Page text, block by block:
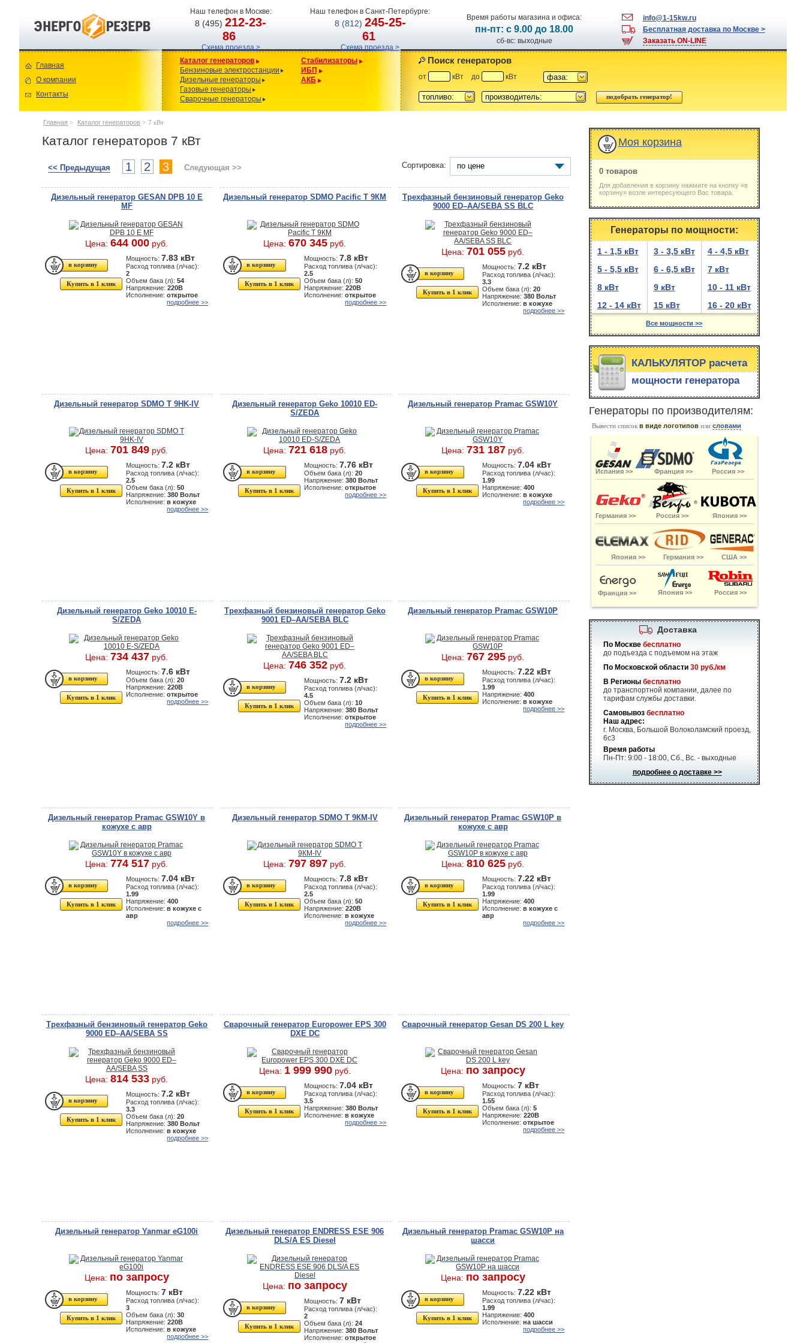
Наш телефон в Москве:
8 (495)212-23-
86
Схема проезда >
Наш телефон в Санкт-Петербурге:
8 (812) 245-25-
61
Схема проезда >
Время работы магазина и офиса:
пн-пт: с 9.00 до 18.00
сб-вс: выходные
info@1-15kw.ru
Бесплатная доставка по Москве >
Заказать ON-LINE
Главная
О компании
Контакты
Каталог генераторов
Бензиновые электростанции
Дизельные генераторы
Газовые генераторы
Сварочные генераторы
Стабилизаторы
ИБП
АКБ
Поиск генераторов
от кВт до кВт фаза:
топливо: производитель:
Главная > Каталог генераторов > 7 кВт
Каталог генераторов 7 кВт
Сортировка: по цене
<< Предыдущая 1 2 3 Следующая >>
Дизельный генератор GESAN DPB 10 E
MF
Цена:644 000 руб.
Купить в 1 клик
Мощность:7.83 кВт
Расход топлива (л/час):
2
Объем бака (л):54
Напряжение:220В
Исполнение:открытое
подробнее >>
Дизельный генератор SDMO Pacific T 9КM
Цена:670 345 руб.
Купить в 1 клик
Мощность:7.8 кВт
Расход топлива (л/час):
2.5
Объем бака (л):50
Напряжение:220В
Исполнение:открытое
подробнее >>
Трехфазный бензиновый генератор Geko
9000 ED–AA/SEBA SS BLC
Цена:701 055 руб.
Купить в 1 клик
Мощность:7.2 кВт
Расход топлива (л/час):
3.3
Объем бака (л):20
Напряжение:380 Вольт
Исполнение:в кожухе
подробнее >>
Дизельный генератор SDMO Т 9HK-IV
Цена:701 849 руб.
Купить в 1 клик
Мощность:7.2 кВт
Расход топлива (л/час):
2.5
Объем бака (л):50
Напряжение:380 Вольт
Исполнение:в кожухе
подробнее >>
Дизельный генератор Geko 10010 ED-
S/ZEDA
Цена:721 618 руб.
Купить в 1 клик
Мощность:7.76 кВт
Объем бака (л):20
Напряжение:380 Вольт
Исполнение:открытое
подробнее >>
Дизельный генератор Pramac GSW10Y
Цена:731 187 руб.
Купить в 1 клик
Мощность:7.04 кВт
Расход топлива (л/час):
1.99
Напряжение:400
Исполнение:в кожухе
подробнее >>
Дизельный генератор Geko 10010 E-
S/ZEDA
Цена:734 437 руб.
Купить в 1 клик
Мощность:7.6 кВт
Объем бака (л):20
Напряжение:220В
Исполнение:открытое
подробнее >>
Трехфазный бензиновый генератор Geko
9001 ED–AA/SEBA BLC
Цена:746 352 руб.
Купить в 1 клик
Мощность:7.2 кВт
Расход топлива (л/час):
4.5
Объем бака (л):10
Напряжение:380 Вольт
Исполнение:открытое
подробнее >>
Дизельный генератор Pramac GSW10P
Цена:767 295 руб.
Купить в 1 клик
Мощность:7.22 кВт
Расход топлива (л/час):
1.99
Напряжение:400
Исполнение:в кожухе
подробнее >>
Дизельный генератор Pramac GSW10Y в
кожухе с авр
Цена:774 517 руб.
Купить в 1 клик
Мощность:7.04 кВт
Расход топлива (л/час):
1.99
Напряжение:400
Исполнение:в кожухе с
авр
подробнее >>
Дизельный генератор SDMO Т 9КМ-IV
Цена:797 897 руб.
Купить в 1 клик
Мощность:7.8 кВт
Расход топлива (л/час):
2.5
Объем бака (л):50
Напряжение:220В
Исполнение:в кожухе
подробнее >>
Дизельный генератор Pramac GSW10P в
кожухе с авр
Цена:810 625 руб.
Купить в 1 клик
Мощность:7.22 кВт
Расход топлива (л/час):
1.99
Напряжение:400
Исполнение:в кожухе с
авр
подробнее >>
Трехфазный бензиновый генератор Geko
9000 ED–AA/SEBA SS
Цена:814 533 руб.
Купить в 1 клик
Мощность:7.2 кВт
Расход топлива (л/час):
3.3
Объем бака (л):20
Напряжение:380 Вольт
Исполнение:в кожухе
подробнее >>
Сварочный генератор Europower EPS 300
DXE DC
Цена: 1 999 990руб.
Купить в 1 клик
Мощность:7.04 кВт
Расход топлива (л/час):
3.5
Напряжение:380 Вольт
Исполнение:в кожухе
подробнее >>
Cварочный генератор Gesan DS 200 L key
Цена: по запросу
Купить в 1 клик
Мощность:7 кВт
Расход топлива (л/час):
1.55
Объем бака (л):5
Напряжение:220В
Исполнение:открытое
подробнее >>
Дизельный генератор Yanmar eG100i
Цена: по запросу
Купить в 1 клик
Мощность:7 кВт
Расход топлива (л/час):
3
Объем бака (л):30
Напряжение:220В
Исполнение:в кожухе
подробнее >>
Дизельный генератор ENDRESS ESE 906
DLS/A ES Diesel
Цена: по запросу
Купить в 1 клик
Мощность:7 кВт
Расход топлива (л/час):
2
Объем бака (л):24
Напряжение:380 Вольт
Исполнение:открытое
Дизельный генератор Pramac GSW10P на
шасси
Цена: по запросу
Купить в 1 клик
Мощность:7.22 кВт
Расход топлива (л/час):
1.99
Напряжение:400
Исполнение:на шасси
подробнее >>
0 Моя корзина
0 товаров
Для добавления в корзину нажмите на кнопку «в
корзину» возле интересующего Вас товара.
Генераторы по мощности:
1 - 1,5 кВт 3 - 3,5 кВт
4 - 4,5 кВт
5 - 5,5 кВт
6 - 6,5 кВт
7 кВт
8 кВт
9 кВт
10 - 11 кВт
12 - 14 кВт
15 кВт 16 - 20 кВт
Все мощности >>
КАЛЬКУЛЯТОР расчета
мощности генератора
Генераторы по производителям:
Вывести список в виде логотиповили словами
Германия >>
Испания >> Франция >>
Германия >> Россия >> Япония >>
Япония >> США >>
Франция >> Япония >> Россия >>
Россия >>
Доставка
По Москве бесплатно
до подъезда с подъемом на этаж
По Московской области 30 руб./км
В Регионы бесплатно
до транспортной компании, далее по
тарифам службы доставки.
Самовывоз бесплатно
Наш адрес:
г. Москва, Большой Волоколамский проезд,
6с3
Время работы
Пн-Пт: 9:00 - 18:00, Сб., Вс. - выходные
подробнее о доставке >>